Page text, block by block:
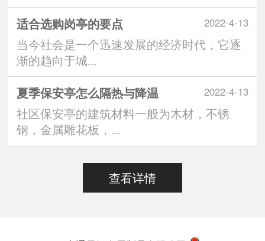
2022-4-13
适合选购岗亭的要点
当今社会是一个迅速发展的经济时代，它逐
渐的趋向于城...
2022-4-13
夏季保安亭怎么隔热与降温
社区保安亭的建筑材料一般为木材，不锈
钢，金属雕花板，...
查看详情